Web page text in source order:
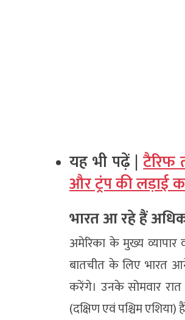
यह भी पढ़ें |टैरिफ
और ट्रंप की लड़ाई
भारत आ रहे हैं
अमेरिका के मुख्य व्यापार
बातचीत के लिए भारत
करेंगे। उनके सोमवार
(दक्षिण एवं पश्चिम एशिया)